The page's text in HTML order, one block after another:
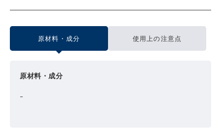
原材料・成分 使用上の注意点
原材料・成分
ｰ